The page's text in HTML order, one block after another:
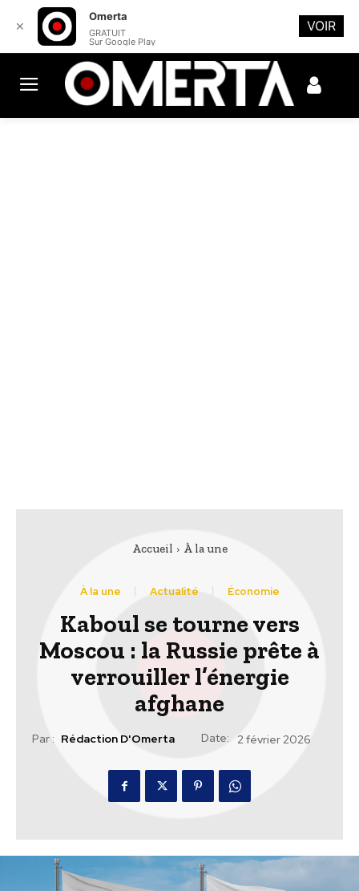
Accueil À la une
À la une Actualité Économie
Kaboul se tourne vers
Moscou : la Russie prête à
verrouiller l’énergie
afghane
Par : Rédaction D'Omerta Date: 2 février 2026
✕
Omerta
GRATUIT
Sur Google Play
VOIR